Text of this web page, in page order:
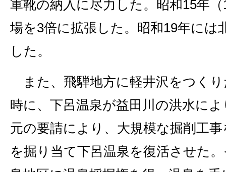
軍靴の納入に尽力した。昭和15年
場を3倍に拡張した。昭和19年には
した。
また、飛騨地方に軽井沢をつく
時に、下呂温泉が益田川の洪水に
元の要請により、大規模な掘削工
を掘り当て下呂温泉を復活させた